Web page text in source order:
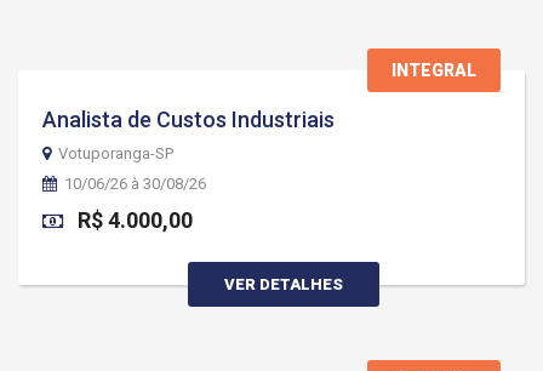
INTEGRAL
Analista de Custos Industriais
Votuporanga-SP
10/06/26 à 30/08/26
R$ 4.000,00
VER DETALHES